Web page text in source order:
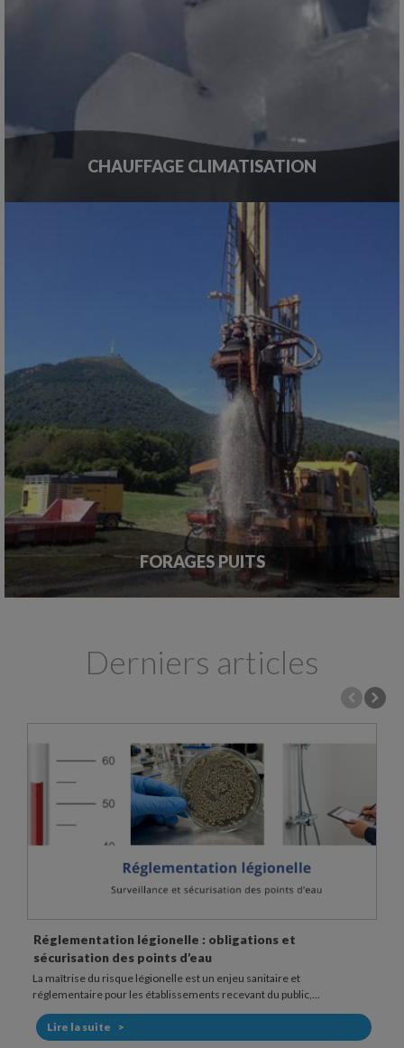
CHAUFFAGE CLIMATISATION
FORAGES PUITS
Derniers articles
Fonctionnement et usage d’une douchette anti
légionelle
Dans les établissements sensibles, la douche peut représenter un
point d’exposition au risque légionelle. La bactérie...
Lire la suite